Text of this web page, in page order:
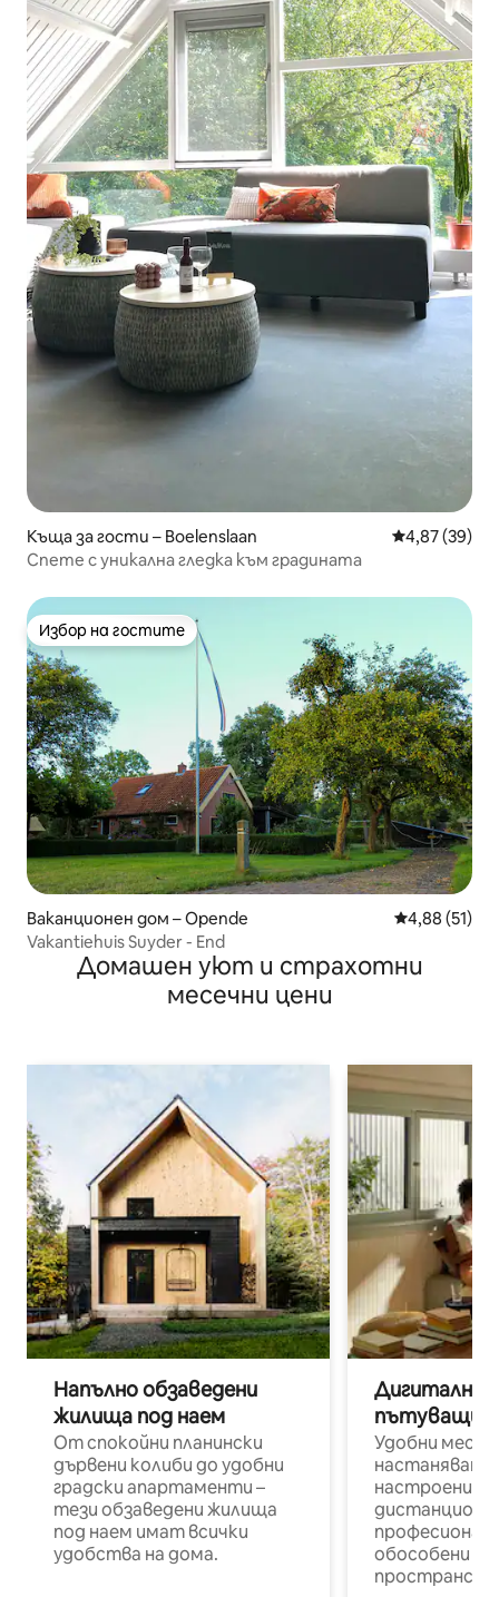
Къща за гости – Boelenslaan Средна
4,87 (39)
Спете с уникална гледка към градината
Избор на гостите
Избор на гостите
Ваканционен дом – Opende Средна
4,88 (51)
Vakantiehuis Suyder - End
Домашен уют и страхотни
месечни цени
Напълно обзаведени
жилища под наем
От спокойни планински
дървени колиби до удобни
градски апартаменти –
тези обзаведени жилища
под наем имат всички
удобства на дома.
Дигитални
пътуващи
Удобни
настаняване
настроени и
обособени